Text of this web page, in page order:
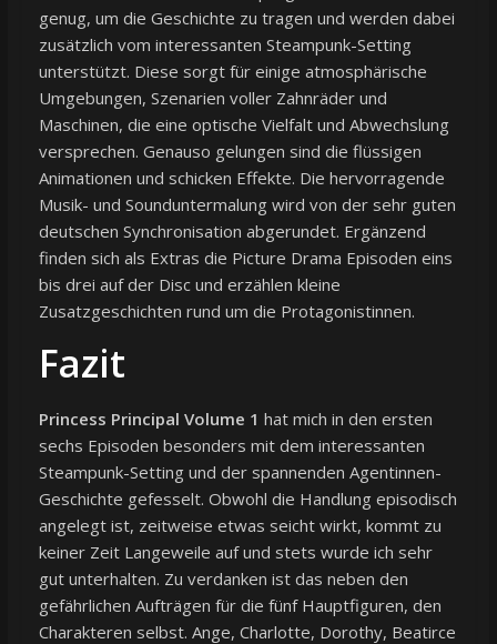
genug, um die Geschichte zu tragen und werden dabei
zusätzlich vom interessanten Steampunk-Setting
unterstützt. Diese sorgt für einige atmosphärische
Umgebungen, Szenarien voller Zahnräder und
Maschinen, die eine optische Vielfalt und Abwechslung
versprechen. Genauso gelungen sind die flüssigen
Animationen und schicken Effekte. Die hervorragende
Musik- und Sounduntermalung wird von der sehr guten
deutschen Synchronisation abgerundet. Ergänzend
finden sich als Extras die Picture Drama Episoden eins
bis drei auf der Disc und erzählen kleine
Zusatzgeschichten rund um die Protagonistinnen.
Fazit
Princess Principal Volume 1 hat mich in den ersten
sechs Episoden besonders mit dem interessanten
Steampunk-Setting und der spannenden Agentinnen-
Geschichte gefesselt. Obwohl die Handlung episodisch
angelegt ist, zeitweise etwas seicht wirkt, kommt zu
keiner Zeit Langeweile auf und stets wurde ich sehr
gut unterhalten. Zu verdanken ist das neben den
gefährlichen Aufträgen für die fünf Hauptfiguren, den
Charakteren selbst. Ange, Charlotte, Dorothy, Beatirce